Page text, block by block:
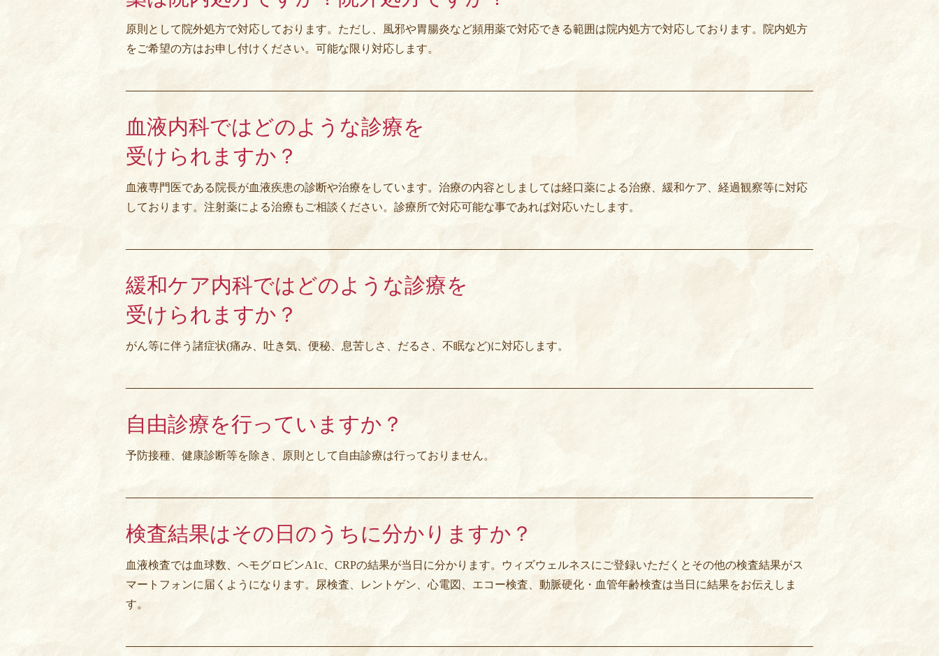
原則として院外処方で対応しております。ただし、風邪や胃腸炎など頻用薬で対応できる範囲は院内処方で対応しております。院内処方
をご希望の方はお申し付けください。可能な限り対応します。
血液内科ではどのような診療を
受けられますか？
血液専門医である院長が血液疾患の診断や治療をしています。治療の内容としましては経口薬による治療、緩和ケア、経過観察等に対応
しております。注射薬による治療もご相談ください。診療所で対応可能な事であれば対応いたします。
緩和ケア内科ではどのような診療を
受けられますか？
がん等に伴う諸症状(痛み、吐き気、便秘、息苦しさ、だるさ、不眠など)に対応します。
自由診療を行っていますか？
予防接種、健康診断等を除き、原則として自由診療は行っておりません。
検査結果はその日のうちに分かりますか？
血液検査では血球数、ヘモグロビンA1c、CRPの結果が当日に分かります。ウィズウェルネスにご登録いただくとその他の検査結果がス
マートフォンに届くようになります。尿検査、レントゲン、心電図、エコー検査、動脈硬化・血管年齢検査は当日に結果をお伝えしま
す。